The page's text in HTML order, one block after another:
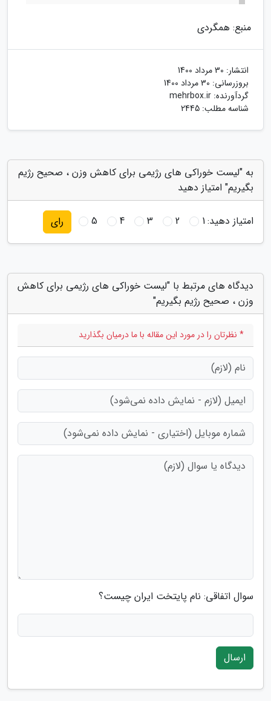
منبع: همگردی
انتشار: 30 مرداد 1400
بروزرسانی: 30 مرداد 1400
گردآورنده: mehrbox.ir
شناسه مطلب: 2445
به "لیست خوراکی های رژیمی برای کاهش وزن ، صحیح رژیم
بگیریم" امتیاز دهید
امتیاز دهید:1
2
3
4
5 رای
دیدگاه های مرتبط با "لیست خوراکی های رژیمی برای کاهش
وزن ، صحیح رژیم بگیریم"
* نظرتان را در مورد این مقاله با ما درمیان بگذارید
سوال اتفاقی: نام پایتخت ایران چیست؟
ارسال